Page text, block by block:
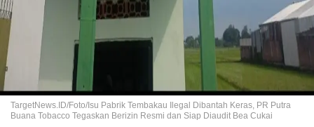
TargetNews.ID/Foto/Isu Pabrik Tembakau Ilegal Dibantah Keras, PR Putra
Buana Tobacco Tegaskan Berizin Resmi dan Siap Diaudit Bea Cukai